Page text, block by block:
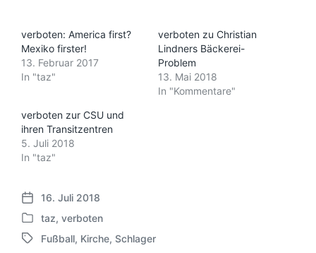
verboten: America first?
Mexiko firster!
13. Februar 2017
In "taz"
verboten zu Christian
Lindners Bäckerei-
Problem
13. Mai 2018
In "Kommentare"
verboten zur CSU und
ihren Transitzentren
5. Juli 2018
In "taz"
V
e
r
16. Juli 2018
V
e
taz, verboten
S
Fußball, Kirche, Schlager